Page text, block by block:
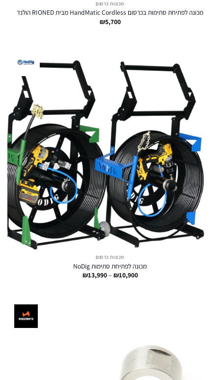
מכונות כרסום
מכונה לפתיחת סתימות בכרסום HandMatic Cordless מבית RIONED הולנד
₪5,700
מכונות כרסום
מכונה לפתיחת סתימות NoDig
₪10,900
–
₪13,990 טווח